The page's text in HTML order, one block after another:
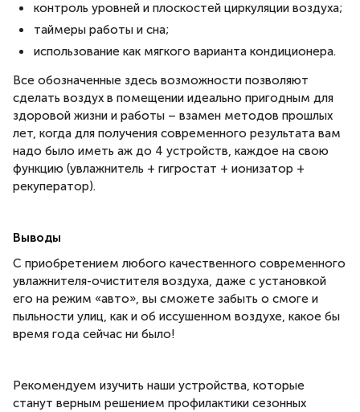
контроль уровней и плоскостей циркуляции воздуха;
таймеры работы и сна;
использование как мягкого варианта кондиционера.
Все обозначенные здесь возможности позволяют
сделать воздух в помещении идеально пригодным для
здоровой жизни и работы – взамен методов прошлых
лет, когда для получения современного результата вам
надо было иметь аж до 4 устройств, каждое на свою
функцию (увлажнитель + гигростат + ионизатор +
рекуператор).
Выводы
С приобретением любого качественного современного
увлажнителя-очистителя воздуха, даже с установкой
его на режим «авто», вы сможете забыть о смоге и
пыльности улиц, как и об иссушенном воздухе, какое бы
время года сейчас ни было!
Рекомендуем изучить наши устройства, которые
станут верным решением профилактики сезонных